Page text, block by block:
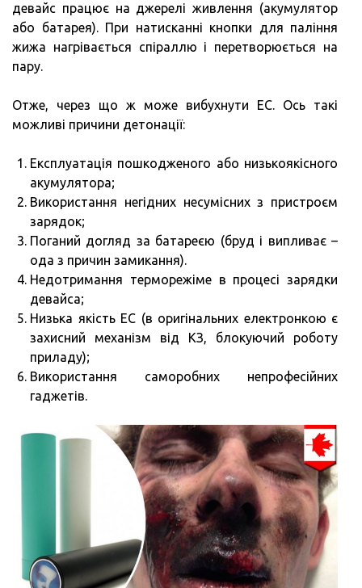
девайс працює на джерелі живлення (акумулятор
або батарея). При натисканні кнопки для паління
жижа нагрівається спіраллю і перетворюється на
пару.
Отже, через що ж може вибухнути ЕС. Ось такі
можливі причини детонації:
Експлуатація пошкодженого або низькоякісного
акумулятора;
Використання негідних несумісних з пристроєм
зарядок;
Поганий догляд за батареєю (бруд і випливає –
ода з причин замикання).
Недотримання терморежіме в процесі зарядки
девайса;
Низька якість ЕС (в оригінальних електронкою є
захисний механізм від КЗ, блокуючий роботу
приладу);
Використання саморобних непрофесійних
гаджетів.